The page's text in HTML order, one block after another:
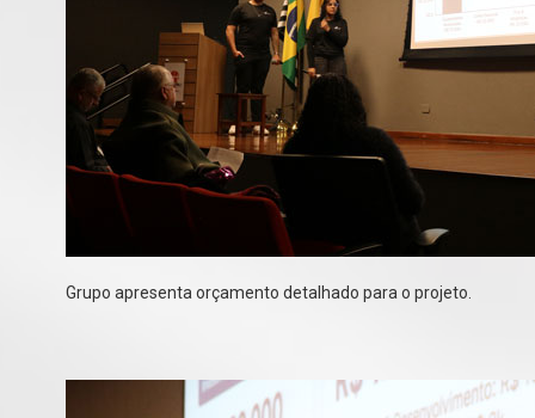
Grupo apresenta orçamento detalhado para o projeto.